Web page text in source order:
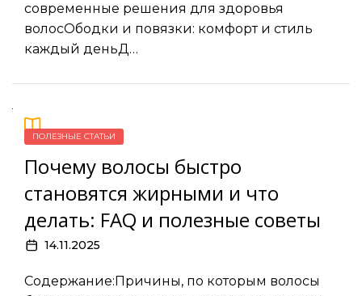
современные решения для здоровья
волосОбодки и повязки: комфорт и стиль
каждый деньД…
ПОЛЕЗНЫЕ СТАТЬИ
Почему волосы быстро
становятся жирными и что
делать: FAQ и полезные советы
14.11.2025
Содержание:Причины, по которым волосы